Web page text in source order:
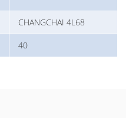
CHANGCHAI 4L68
40